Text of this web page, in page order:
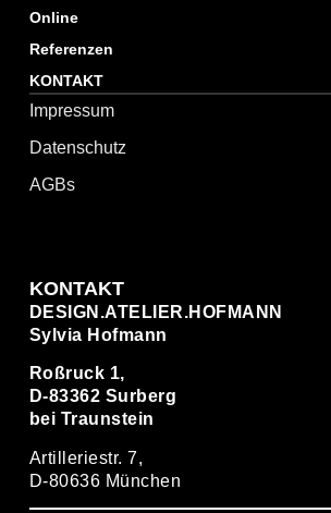
Online
Referenzen
KONTAKT
Impressum
Datenschutz
AGBs
KONTAKT
DESIGN.ATELIER.HOFMANN
Sylvia Hofmann
Roßruck 1,
D-83362 Surberg
bei Traunstein
Artilleriestr. 7,
D-80636 München